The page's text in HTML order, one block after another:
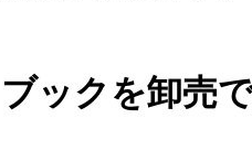
ックを卸売